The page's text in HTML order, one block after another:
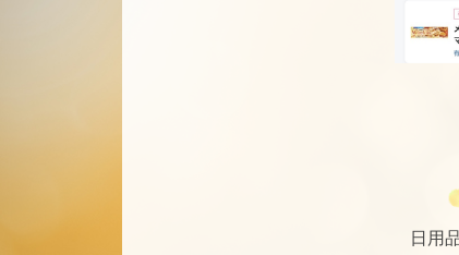
日用